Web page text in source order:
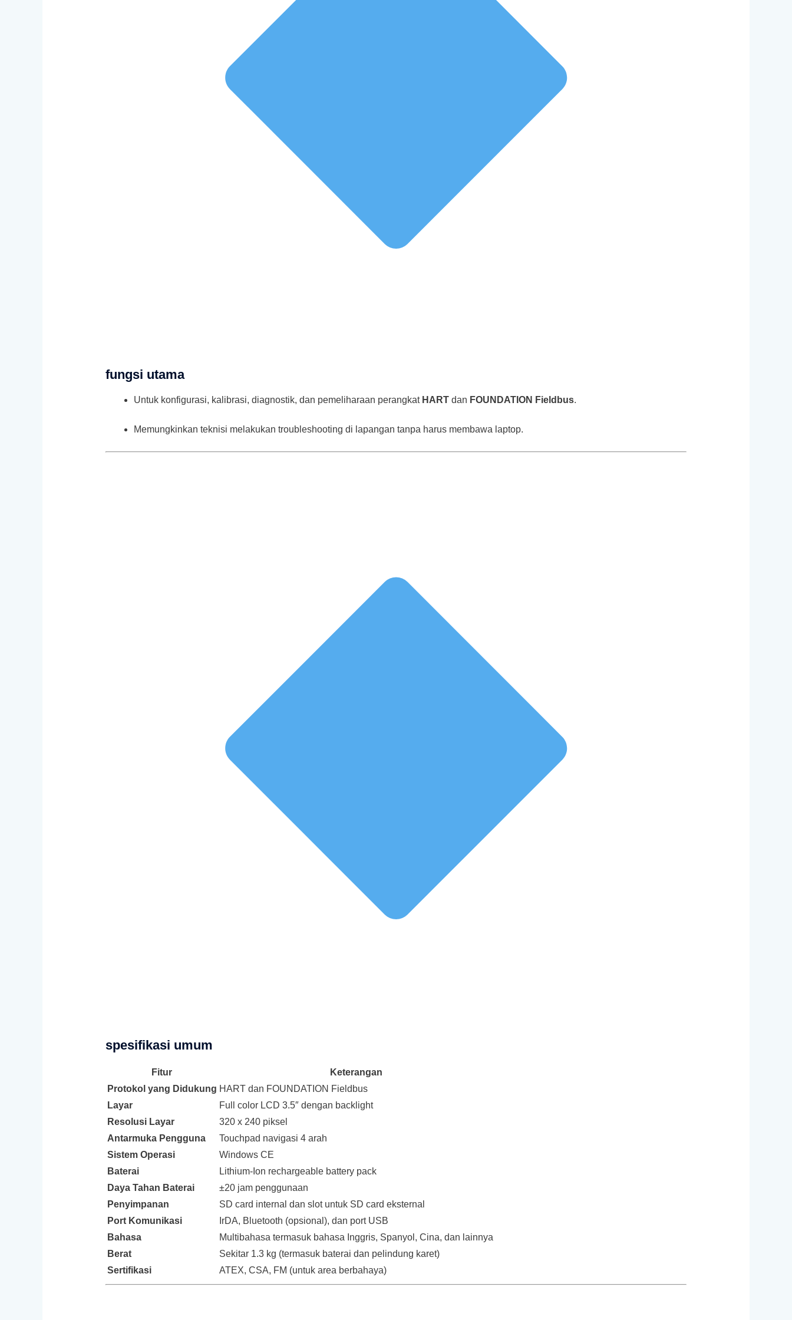
fungsi utama
Untuk konfigurasi, kalibrasi, diagnostik, dan pemeliharaan perangkat HARTdan FOUNDATION Fieldbus.
Memungkinkan teknisi melakukan troubleshooting di lapangan tanpa harus membawa laptop.
spesifikasi umum
Fitur
Keterangan
Protokol yang Didukung HART dan FOUNDATION Fieldbus
Layar
Full color LCD 3.5″ dengan backlight
Resolusi Layar
320 x 240 piksel
Antarmuka Pengguna
Touchpad navigasi 4 arah
Sistem Operasi
Windows CE
Baterai
Lithium-Ion rechargeable battery pack
Daya Tahan Baterai
±20 jam penggunaan
Penyimpanan
SD card internal dan slot untuk SD card eksternal
Port Komunikasi
IrDA, Bluetooth (opsional), dan port USB
Bahasa
Multibahasa termasuk bahasa Inggris, Spanyol, Cina, dan lainnya
Berat
Sekitar 1.3 kg (termasuk baterai dan pelindung karet)
Sertifikasi
ATEX, CSA, FM (untuk area berbahaya)